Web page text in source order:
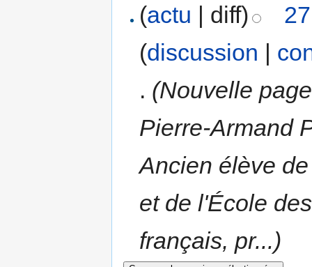
(actu | diff)
(discussion |
. (Nouvelle
Pierre-Armand
Ancien élève
et de l'École
français, pr...)